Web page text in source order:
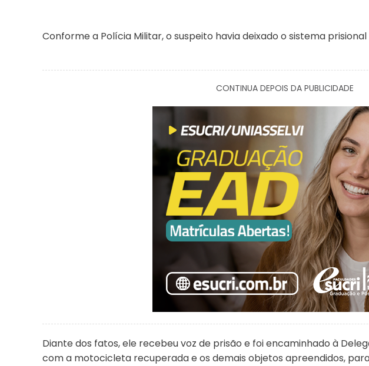
Conforme a Polícia Militar, o suspeito havia deixado o sistema
CONTINUA DEPOIS DA PUBLICIDADE
Diante dos fatos, ele recebeu voz de prisão e foi encaminhado à
com a motocicleta recuperada e os demais objetos apreendidos,